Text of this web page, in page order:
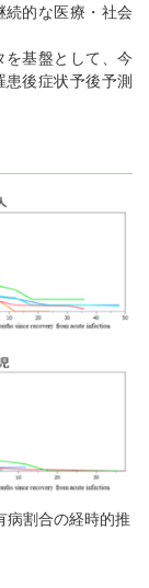
続的な医療・社会
基盤として、今
後症状予後予測
病割合の経時的推